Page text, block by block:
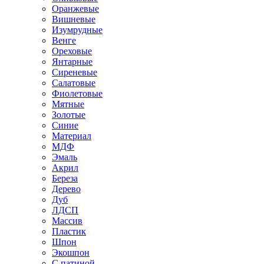
Оранжевые
Вишневые
Изумрудные
Венге
Ореховые
Янтарные
Сиреневые
Салатовые
Фиолетовые
Мятные
Золотые
Синие
Материал
МДФ
Эмаль
Акрил
Береза
Дерево
Дуб
ЛДСП
Массив
Пластик
Шпон
Экошпон